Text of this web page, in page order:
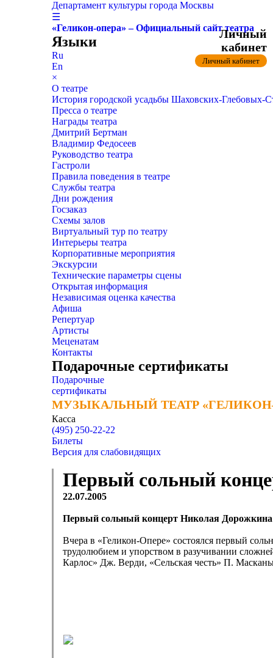
Департамент культуры города Москвы
☰
«Геликон-опера» – Официальный сайт театра
Языки
Ru
En
×
О театре
История городской усадьбы Шаховских-
Пресса о театре
Награды театра
Дмитрий Бертман
Владимир Федосеев
Руководство театра
Гастроли
Правила поведения в театре
Службы театра
Дни рождения
Госзаказ
Схемы залов
Виртуальный тур по театру
Интерьеры театра
Корпоративные мероприятия
Экскурсии
Технические параметры сцены
Открытая информация
Независимая оценка качества
Афиша
Репертуар
Артисты
Меценатам
Контакты
Подарочные сертификаты
Подарочные
сертификаты
МУЗЫКАЛЬНЫЙ ТЕАТР
МУЗЫКАЛЬНЫЙ ТЕАТР
Касса
(495) 250-22-22
Личный
кабинет
Личный кабинет
Билеты
Версия для слабовидящих
Первый сольный
22.07.2005
Первый сольный концерт Николая
Вчера в «Геликон-Опере» состоялся первый
трудолюбием и упорством в разучивании
Карлос» Дж. Верди, «Сельская честь» П.